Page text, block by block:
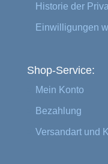
Historie der
Einwilligungen
Shop-Service:
Mein Konto
Bezahlung
Versandart und